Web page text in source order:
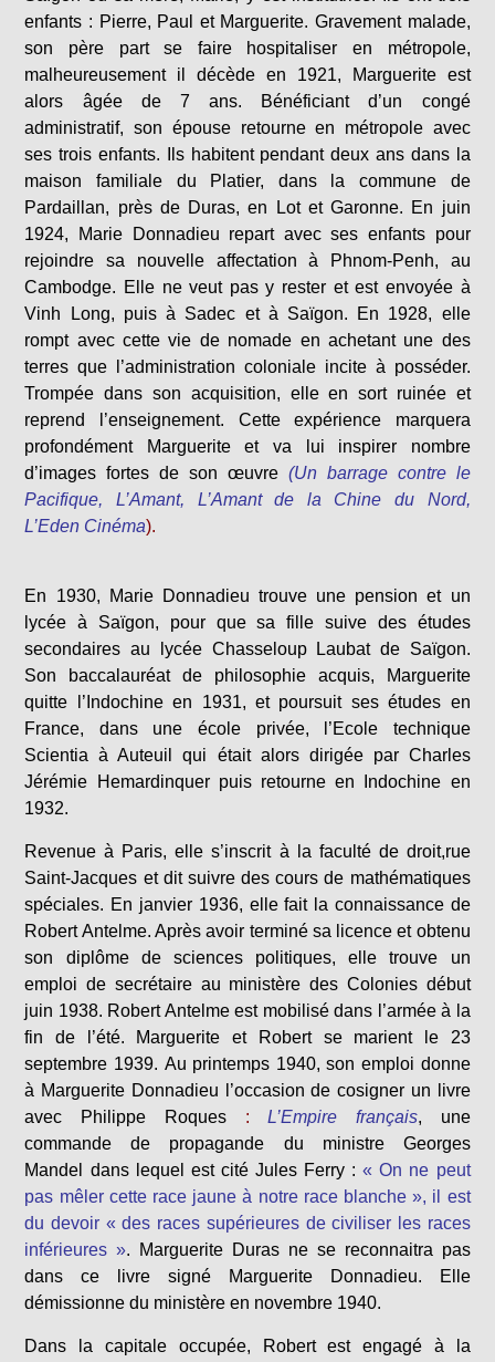
enfants : Pierre, Paul et Marguerite. Gravement malade,
son père part se faire hospitaliser en métropole,
malheureusement il décède en 1921, Marguerite est
alors âgée de 7 ans. Bénéficiant d’un congé
administratif, son épouse retourne en métropole avec
ses trois enfants. Ils habitent pendant deux ans dans la
maison familiale du Platier, dans la commune de
Pardaillan, près de Duras, en Lot et Garonne. En juin
1924, Marie Donnadieu repart avec ses enfants pour
rejoindre sa nouvelle affectation à Phnom-Penh, au
Cambodge. Elle ne veut pas y rester et est envoyée à
Vinh Long, puis à Sadec et à Saïgon. En 1928, elle
rompt avec cette vie de nomade en achetant une des
terres que l’administration coloniale incite à posséder.
Trompée dans son acquisition, elle en sort ruinée et
reprend l’enseignement. Cette expérience marquera
profondément Marguerite et va lui inspirer nombre
d’images fortes de son œuvre (Un barrage contre le
Pacifique, L’Amant, L’Amant de la Chine du Nord,
L’Eden Cinéma).
En 1930, Marie Donnadieu trouve une pension et un
lycée à Saïgon, pour que sa fille suive des études
secondaires au lycée Chasseloup Laubat de Saïgon.
Son baccalauréat de philosophie acquis, Marguerite
quitte l’Indochine en 1931, et poursuit ses études en
France, dans une école privée, l’Ecole technique
Scientia à Auteuil qui était alors dirigée par Charles
Jérémie Hemardinquer puis retourne en Indochine en
1932.
Revenue à Paris, elle s’inscrit à la faculté de droit,rue
Saint-Jacques et dit suivre des cours de mathématiques
spéciales. En janvier 1936, elle fait la connaissance de
Robert Antelme. Après avoir terminé sa licence et obtenu
son diplôme de sciences politiques, elle trouve un
emploi de secrétaire au ministère des Colonies début
juin 1938. Robert Antelme est mobilisé dans l’armée à la
fin de l’été. Marguerite et Robert se marient le 23
septembre 1939. Au printemps 1940, son emploi donne
à Marguerite Donnadieu l’occasion de cosigner un livre
avec Philippe Roques: L’Empire français, une
commande de propagande du ministre Georges
Mandel dans lequel est cité Jules Ferry : « On ne peut
pas mêler cette race jaune à notre race blanche », il est
du devoir « des races supérieures de civiliser les races
inférieures ». Marguerite Duras ne se reconnaitra pas
dans ce livre signé Marguerite Donnadieu. Elle
démissionne du ministère en novembre 1940.
Dans la capitale occupée, Robert est engagé à la